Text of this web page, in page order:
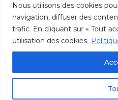
Nous utilisons des cookies
navigation, diffuser des
trafic. En cliquant sur « Tout
utilisation des cookies.